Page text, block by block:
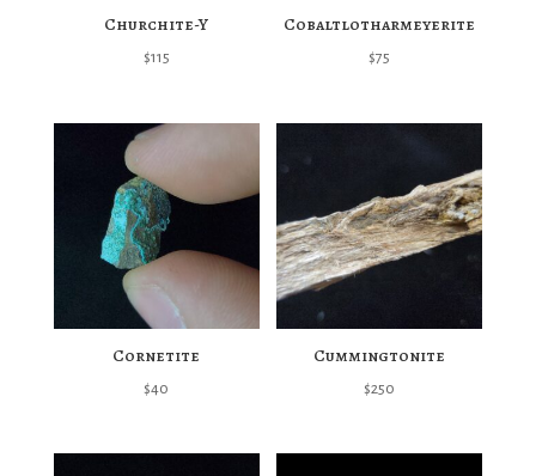
Churchite-Y
$115
Cobaltlotharmeyerite
$75
Cornetite
$40
Cummingtonite
$250